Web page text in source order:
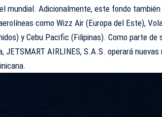
mundial. Adicionalmente, este fondo
como Wizz Air (Europa del Este),
y Cebu Pacific (Filipinas). Como parte de
JETSMART AIRLINES, S.A.S. operará